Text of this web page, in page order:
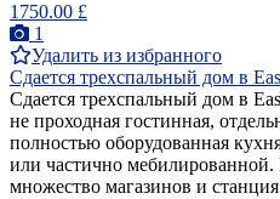
1750.00 £
1
Удалить из избранного
Сдается трехспальный дом в
Сдается трехспальный дом в
не проходная гостинная,
полностью оборудованная
или частично
множество магазинов и